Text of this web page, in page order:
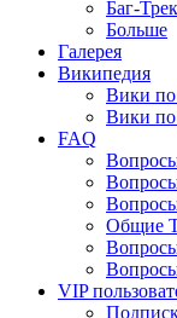
Баг-
Больше
Галерея
Википедия
Вики по
Вики по
FAQ
Общие
VIP